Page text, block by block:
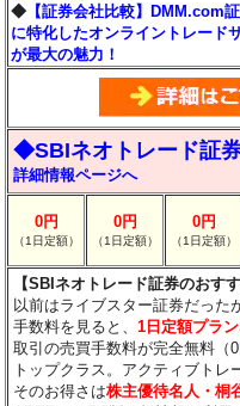
◆ 【証券会社比較】DMM.com
に特化したオンライントレード
が最大の魅力！
◆SBIネオトレード証
詳細情報ページへ
0円
（1日定額）
0円
（1日定額）
0円
（1日定額）
【SBIネオトレード証券のおす
以前はライブスター証券だった
手数料を見ると、1日定額プラ
取引の売買手数料が完全無料（
トップクラス。アクティブトレ
そのお得さは株主優待名人・桐